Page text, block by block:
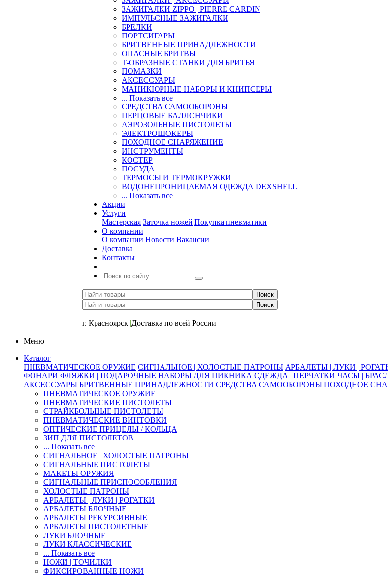
ЗАЖИГАЛКИ ZIPPO | PIERRE CARDIN
ИМПУЛЬСНЫЕ ЗАЖИГАЛКИ
БРЕЛКИ
ПОРТСИГАРЫ
БРИТВЕННЫЕ ПРИНАДЛЕЖНОСТИ
ОПАСНЫЕ БРИТВЫ
Т-ОБРАЗНЫЕ СТАНКИ ДЛЯ БРИТЬЯ
ПОМАЗКИ
АКСЕССУАРЫ
МАНИКЮРНЫЕ НАБОРЫ И КНИПСЕРЫ
... Показать все
СРЕДСТВА САМООБОРОНЫ
ПЕРЦОВЫЕ БАЛЛОНЧИКИ
АЭРОЗОЛЬНЫЕ ПИСТОЛЕТЫ
ЭЛЕКТРОШОКЕРЫ
ПОХОДНОЕ СНАРЯЖЕНИЕ
ИНСТРУМЕНТЫ
КОСТЕР
ПОСУДА
ТЕРМОСЫ И ТЕРМОКРУЖКИ
ВОДОНЕПРОНИЦАЕМАЯ ОДЕЖДА DEXSHELL
... Показать все
Акции
Услуги
Мастерская Заточка ножей Покупка пневматики
О компании
О компании Новости Вакансии
Доставка
Контакты
г. Красноярск |Доставка по всей России
Меню
Каталог
ПНЕВМАТИЧЕСКОЕ ОРУЖИЕ СИГНАЛЬНОЕ | ХОЛОСТЫЕ ПАТРОНЫ АРБАЛЕТЫ | ЛУКИ |
ФОНАРИ ФЛЯЖКИ | ПОДАРОЧНЫЕ НАБОРЫ ДЛЯ ПИКНИКА ОДЕЖДА | ПЕРЧАТКИ ЧАСЫ |
АКСЕССУАРЫ БРИТВЕННЫЕ ПРИНАДЛЕЖНОСТИ СРЕДСТВА САМООБОРОНЫ ПОХОДНОЕ
ПНЕВМАТИЧЕСКОЕ ОРУЖИЕ
ПНЕВМАТИЧЕСКИЕ ПИСТОЛЕТЫ
СТРАЙКБОЛЬНЫЕ ПИСТОЛЕТЫ
ПНЕВМАТИЧЕСКИЕ ВИНТОВКИ
ОПТИЧЕСКИЕ ПРИЦЕЛЫ / КОЛЬЦА
ЗИП ДЛЯ ПИСТОЛЕТОВ
... Показать все
СИГНАЛЬНОЕ | ХОЛОСТЫЕ ПАТРОНЫ
СИГНАЛЬНЫЕ ПИСТОЛЕТЫ
МАКЕТЫ ОРУЖИЯ
СИГНАЛЬНЫЕ ПРИСПОСОБЛЕНИЯ
ХОЛОСТЫЕ ПАТРОНЫ
АРБАЛЕТЫ | ЛУКИ | РОГАТКИ
АРБАЛЕТЫ БЛОЧНЫЕ
АРБАЛЕТЫ РЕКУРСИВНЫЕ
АРБАЛЕТЫ ПИСТОЛЕТНЫЕ
ЛУКИ БЛОЧНЫЕ
ЛУКИ КЛАССИЧЕСКИЕ
... Показать все
НОЖИ | ТОЧИЛКИ
ФИКСИРОВАННЫЕ НОЖИ